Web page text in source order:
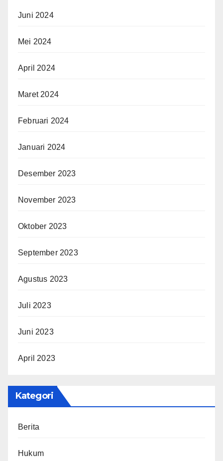
Juni 2024
Mei 2024
April 2024
Maret 2024
Februari 2024
Januari 2024
Desember 2023
November 2023
Oktober 2023
September 2023
Agustus 2023
Juli 2023
Juni 2023
April 2023
Kategori
Berita
Hukum